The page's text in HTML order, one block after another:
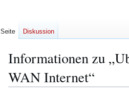
Informationen zu
WAN Internet“
Seite Diskussion